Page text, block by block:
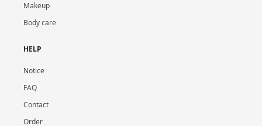
Makeup
Body care
HELP
Notice
FAQ
Contact
Order